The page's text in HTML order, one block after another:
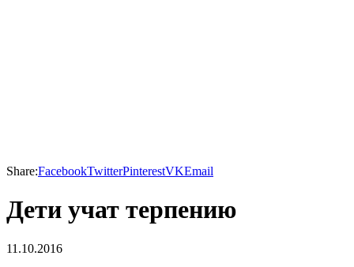
Share:FacebookTwitterPinterestVKEmail
Дети учат терпению
11.10.2016